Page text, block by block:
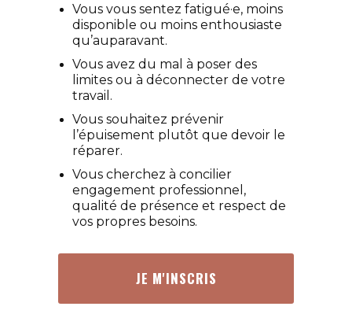
Vous vous sentez fatigué·e, moins
disponible ou moins enthousiaste
qu’auparavant.
Vous avez du mal à poser des
limites ou à déconnecter de votre
travail.
Vous souhaitez prévenir
l’épuisement plutôt que devoir le
réparer.
Vous cherchez à concilier
engagement professionnel,
qualité de présence et respect de
vos propres besoins.
JE M'INSCRIS